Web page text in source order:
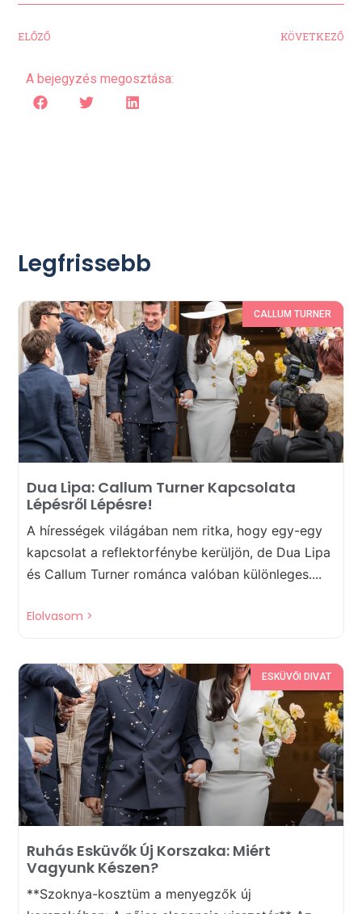
ELŐZŐ KÖVETKEZŐ
A bejegyzés megosztása:
Legfrissebb
CALLUM TURNER
Dua Lipa: Callum Turner Kapcsolata
Lépésről Lépésre!
A hírességek világában nem ritka, hogy egy-egy
kapcsolat a reflektorfénybe kerüljön, de Dua Lipa
és Callum Turner románca valóban különleges....
Elolvasom >
ESKÜVŐI DIVAT
Ruhás Esküvők Új Korszaka: Miért
Vagyunk Készen?
**Szoknya-kosztüm a menyegzők új